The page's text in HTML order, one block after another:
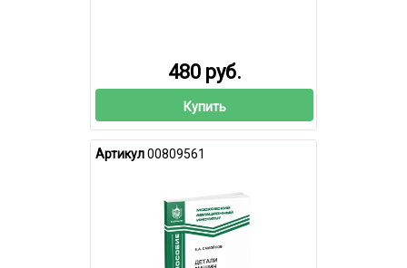
480 руб.
Купить
Артикул00809561